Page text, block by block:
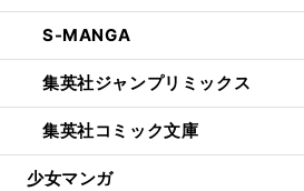
S-MANGA
集英社ジャンプリミックス
集英社コミック文庫
少女マンガ